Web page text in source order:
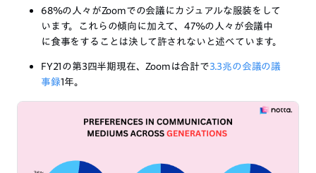
68%の人々がZoomでの会議にカジュアルな服装をして
います。これらの傾向に加えて、47%の人々が会議中
に食事をすることは決して許されないと述べています。
FY21の第3四半期現在、Zoomは合計で3.3兆の会議の議
事録1年。